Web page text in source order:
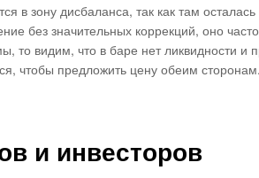
в зону дисбаланса, так как там
без значительных коррекций, оно
то видим, что в баре нет ликвидности и
чтобы предложить цену обеим сторонам.
и инвесторов